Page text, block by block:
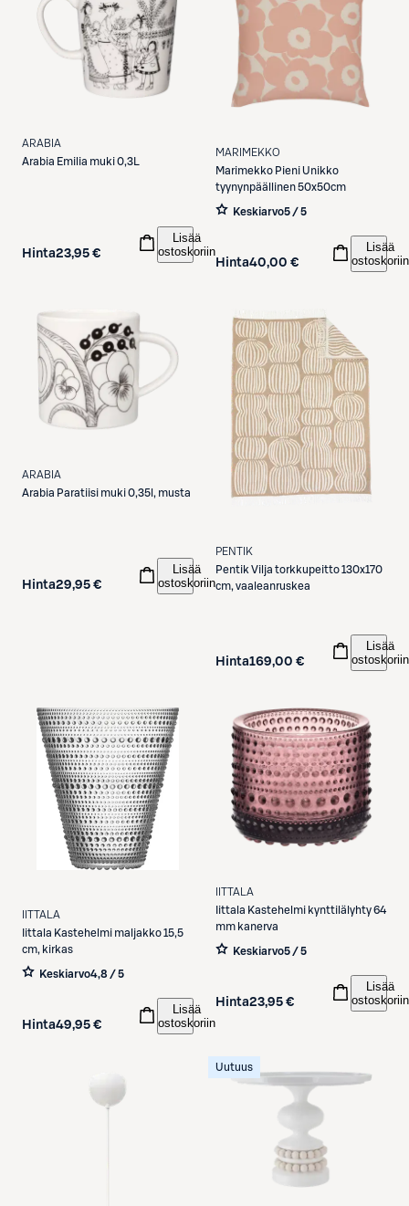
ARABIA
Arabia Emilia muki 0,3L
Hinta23,95 €
Lisää
ostoskoriin
MARIMEKKO
Marimekko Pieni Unikko
tyynynpäällinen 50x50cm
Keskiarvo5 / 5
Hinta40,00 €
Lisää
ostoskoriin
ARABIA
Arabia Paratiisi muki 0,35l, musta
Hinta29,95 €
Lisää
ostoskoriin
PENTIK
Pentik Vilja torkkupeitto 130x170
cm, vaaleanruskea
Hinta169,00 €
Lisää
ostoskoriin
IITTALA
Iittala Kastehelmi maljakko 15,5
cm, kirkas
Keskiarvo4,8 / 5
Hinta49,95 €
Lisää
ostoskoriin
IITTALA
Iittala Kastehelmi kynttilälyhty 64
mm kanerva
Keskiarvo5 / 5
Hinta23,95 €
Lisää
ostoskoriin
Uutuus